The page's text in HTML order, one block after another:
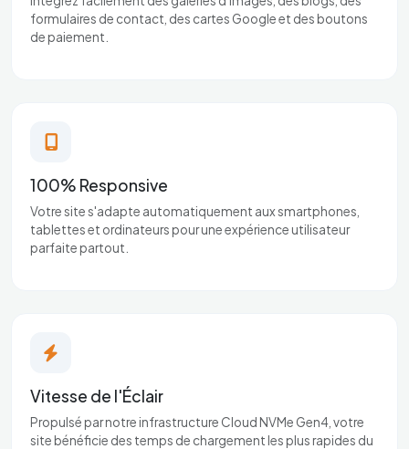
formulaires de contact, des cartes Google et des boutons
de paiement.
100% Responsive
Votre site s'adapte automatiquement aux smartphones,
tablettes et ordinateurs pour une expérience utilisateur
parfaite partout.
Vitesse de l'Éclair
Propulsé par notre infrastructure Cloud NVMe Gen4, votre
site bénéficie des temps de chargement les plus rapides du